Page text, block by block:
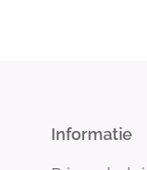
Informatie